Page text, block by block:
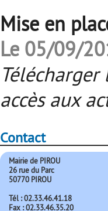
Mise en
Le 05/09/
accès aux
Contact
Mairie de PIROU
26 rue du Parc
50770 PIROU
Tél : 02.33.46.41.18
Fax : 02.33.46.35.20